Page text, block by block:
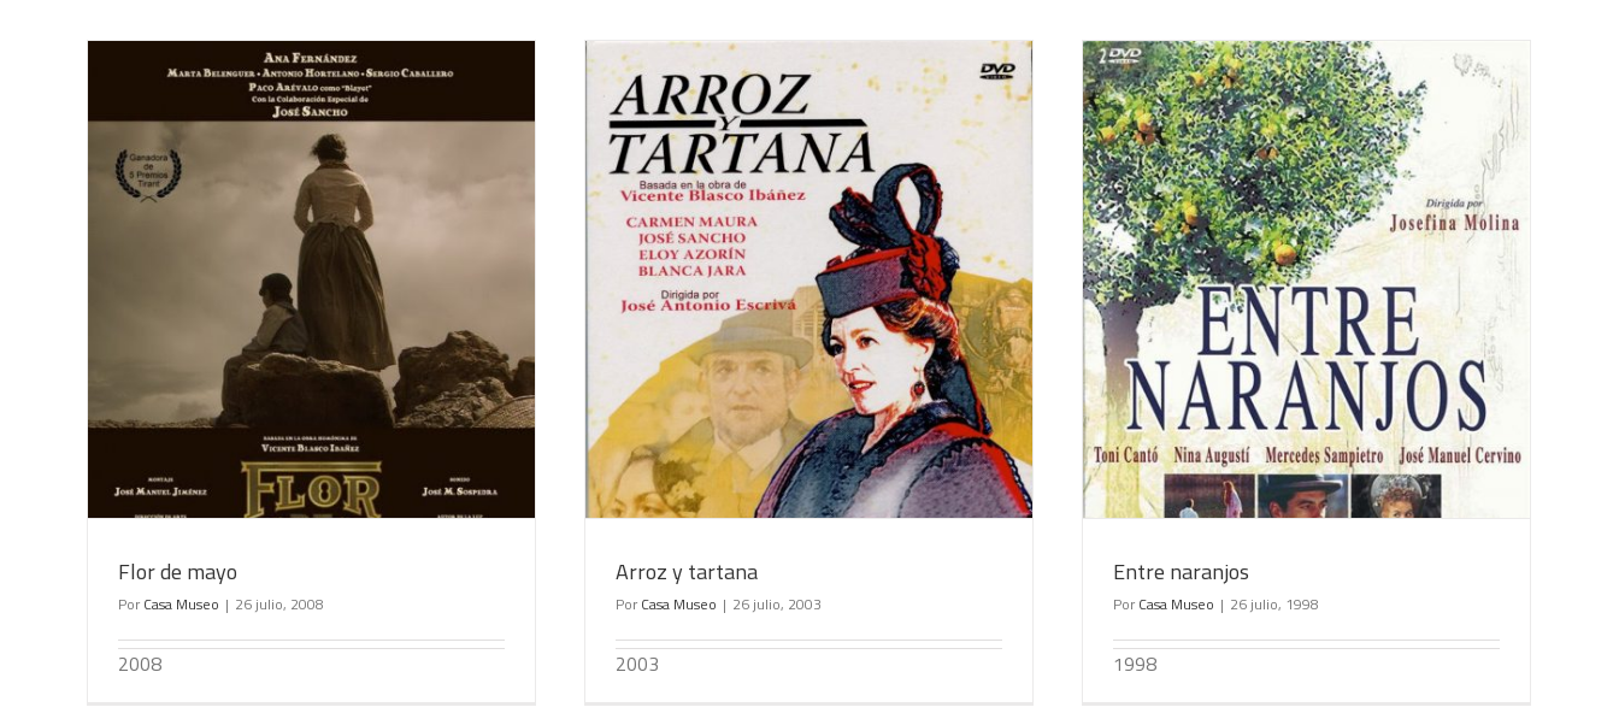
Flor de mayo
Por Casa Museo | 26 julio, 2008
2008
Arroz y tartana
Arroz y tartana
Por Casa Museo | 26 julio, 2003
2003
Entre naranjos
Entre naranjos
Por Casa Museo | 26 julio, 1998
1998